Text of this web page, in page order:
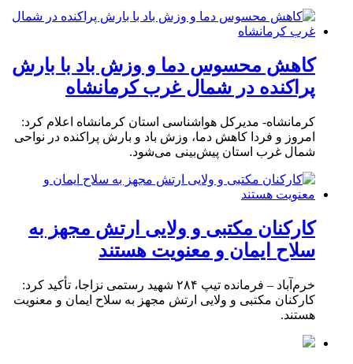
کاهش محسوس دما و وزش باد با بارش
پراکنده در شمال غرب کرمانشاه
کرمانشاه- مدیرکل هواشناسی استان کرمانشاه اعلام کرد:
امروز و فردا کاهش دما، وزش باد و بارش پراکنده در نواحی
شمال غرب استان پیش‌بینی می‌شود.
کارکنان مکتبی و ولایی ارتش مجهز به
سلاح ایمان و معنویت هستند
خرم‌آباد – فرمانده تیپ ۲۸۴ شهید رستمی نزاجا، تأکید کرد:
کارکنان مکتبی و ولایی ارتش مجهز به سلاح ایمان و معنویت
هستند.